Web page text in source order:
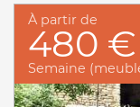
À partir de
480 €
Semaine